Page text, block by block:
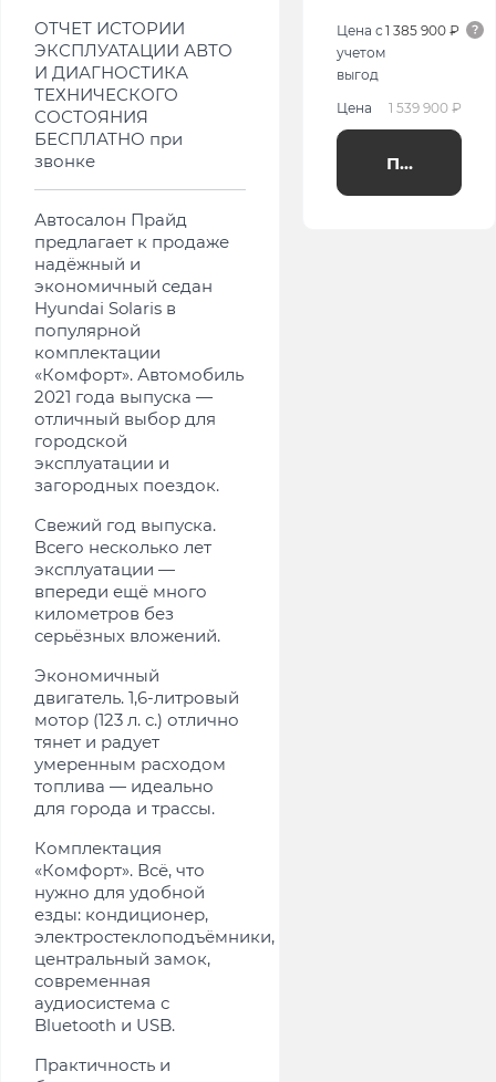
ОТЧЕТ ИСТОРИИ
ЭКСПЛУАТАЦИИ АВТО
И ДИАГНОСТИКА
ТЕХНИЧЕСКОГО
СОСТОЯНИЯ
БЕСПЛАТНО при
звонке
Автосалон Прайд
предлагает к продаже
надёжный и
экономичный седан
Hyundai Solaris в
популярной
комплектации
«Комфорт». Автомобиль
2021 года выпуска —
отличный выбор для
городской
эксплуатации и
загородных поездок.
Свежий год выпуска.
Всего несколько лет
эксплуатации —
впереди ещё много
километров без
серьёзных вложений.
Экономичный
двигатель. 1,6-литровый
мотор (123 л. с.) отлично
тянет и радует
умеренным расходом
топлива — идеально
для города и трассы.
Комплектация
«Комфорт». Всё, что
нужно для удобной
езды: кондиционер,
электростеклоподъёмники,
центральный замок,
современная
аудиосистема с
Bluetooth и USB.
Практичность и
Цена с
учетом
выгод
1 385 900 ₽
Цена 1 539 900 ₽
Получить